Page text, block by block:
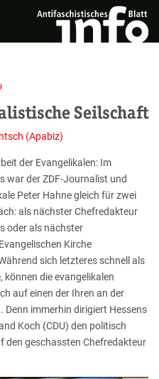
öffnen
Seilschaft
(Apabiz)
der Evangelikalen: Im
war der ZDF-Journalist und
Peter Hahne gleich für zwei
als nächster Chefredakteur
oder als nächster
Kirche
sich letzteres schnell als
die evangelikalen
auf einen der Ihren an der
Denn immerhin dirigiert Hessens
Koch (CDU) den politisch
den geschassten Chefredakteur